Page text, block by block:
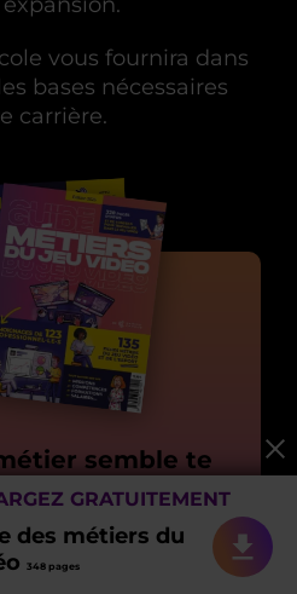
vous fournira dans
bases nécessaires
carrière.
semble te
d'autres
dans le
du jeu vidéo
GRATUITEMENT
des métiers du
348 pages